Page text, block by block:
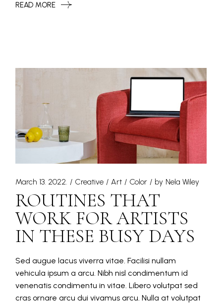
READ MORE
March 13. 2022. Creative Art Color by Nela Wiley
ROUTINES THAT
WORK FOR ARTISTS
IN THESE BUSY DAYS
Sed augue lacus viverra vitae. Facilisi nullam
vehicula ipsum a arcu. Nibh nisl condimentum id
venenatis condimentu in vitae. Libero volutpat sed
cras ornare arcu dui vivamus arcu. Nulla at volutpat